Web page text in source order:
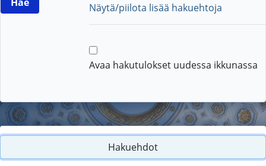
Näytä/piilota lisää hakuehtoja
Avaa hakutulokset uudessa ikkunassa
Hakuehdot